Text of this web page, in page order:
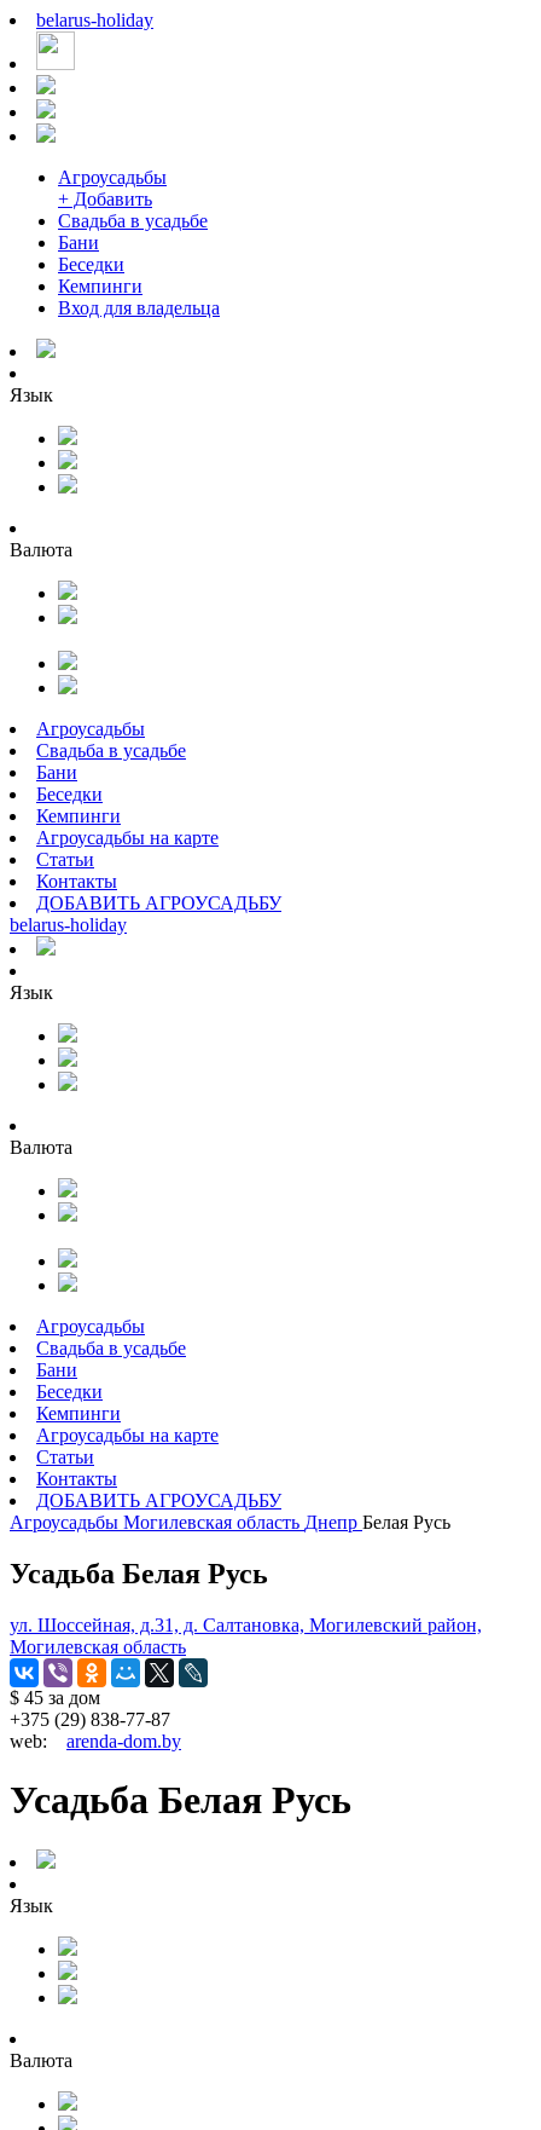
belarus-holiday
Агроусадьбы
+ Добавить
Свадьба в усадьбе
Бани
Беседки
Кемпинги
Вход для владельца
Язык
Валюта
Агроусадьбы
Свадьба в усадьбе
Бани
Беседки
Кемпинги
Агроусадьбы на карте
Статьи
Контакты
ДОБАВИТЬ АГРОУСАДЬБУ
belarus-holiday
Язык
Валюта
Агроусадьбы
Свадьба в усадьбе
Бани
Беседки
Кемпинги
Агроусадьбы на карте
Статьи
Контакты
ДОБАВИТЬ АГРОУСАДЬБУ
Агроусадьбы Могилевская область Днепр Белая Русь
Усадьба Белая Русь
ул. Шоссейная, д.31, д. Салтановка, Могилевский район,
Могилевская область
$ 45 за дом
+375 (29) 838-77-87
web: arenda-dom.by
Усадьба Белая Русь
Язык
Валюта